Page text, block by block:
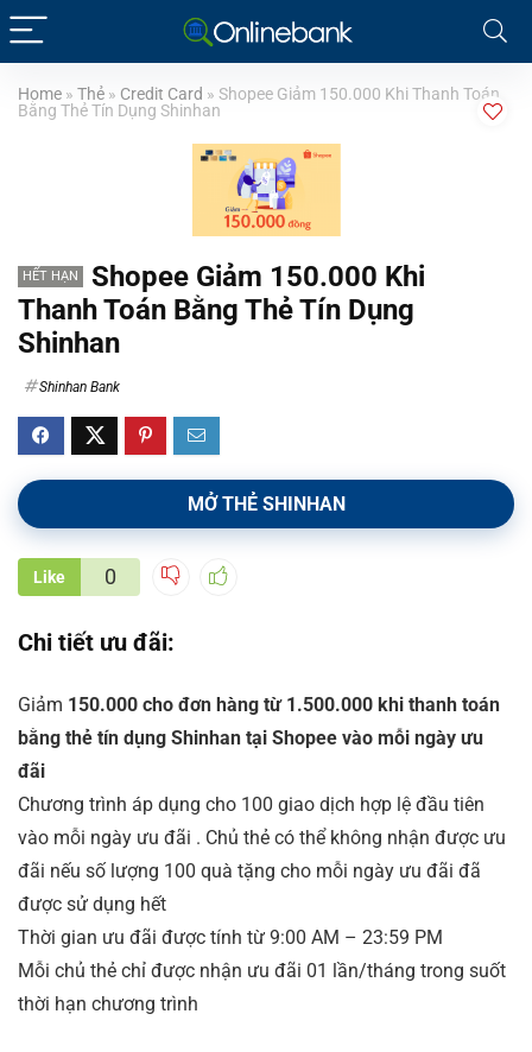
Home » Thẻ » Credit Card » Shopee Giảm 150.000 Khi Thanh Toán
Bằng Thẻ Tín Dụng Shinhan
HẾT HẠN
Shopee Giảm 150.000 Khi
Thanh Toán Bằng Thẻ Tín Dụng
Shinhan
Shinhan Bank
MỞ THẺ SHINHAN
Like 0
Chi tiết ưu đãi:
Giảm 150.000 cho đơn hàng từ 1.500.000 khi thanh toán
bằng thẻ tín dụng Shinhan tại Shopee vào mỗi ngày ưu
đãi
Chương trình áp dụng cho 100 giao dịch hợp lệ đầu tiên
vào mỗi ngày ưu đãi . Chủ thẻ có thể không nhận được ưu
đãi nếu số lượng 100 quà tặng cho mỗi ngày ưu đãi đã
được sử dụng hết
Thời gian ưu đãi được tính từ 9:00 AM – 23:59 PM
Mỗi chủ thẻ chỉ được nhận ưu đãi 01 lần/tháng trong suốt
thời hạn chương trình